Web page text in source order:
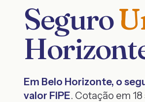
Seguro
Em Belo Horizonte, o
valor FIPE. Cotação em